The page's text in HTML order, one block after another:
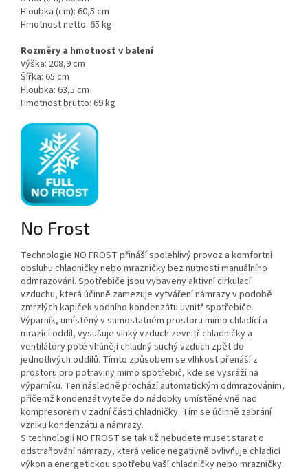
Hloubka (cm): 60,5 cm
Hmotnost netto: 65 kg
Rozměry a hmotnost v balení
Výška: 208,9 cm
Šířka: 65 cm
Hloubka: 63,5 cm
Hmotnost brutto: 69 kg
No Frost
Technologie NO FROST přináší spolehlivý provoz a komfortní
obsluhu chladničky nebo mrazničky bez nutnosti manuálního
odmrazování. Spotřebiče jsou vybaveny aktivní cirkulací
vzduchu, která účinně zamezuje vytváření námrazy v podobě
zmrzlých kapiček vodního kondenzátu uvnitř spotřebiče.
Výparník, umístěný v samostatném prostoru mimo chladící a
mrazící oddíl, vysušuje vlhký vzduch zevnitř chladničky a
ventilátory poté vhánějí chladný suchý vzduch zpět do
jednotlivých oddílů. Tímto způsobem se vlhkost přenáší z
prostoru pro potraviny mimo spotřebič, kde se vysráží na
výparníku. Ten následně prochází automatickým odmrazováním,
přičemž kondenzát vyteče do nádobky umístěné vně nad
kompresorem v zadní části chladničky. Tím se účinně zabrání
vzniku kondenzátu a námrazy.
S technologií NO FROST se tak už nebudete muset starat o
odstraňování námrazy, která velice negativně ovlivňuje chladicí
výkon a energetickou spotřebu Vaší chladničky nebo mrazničky.